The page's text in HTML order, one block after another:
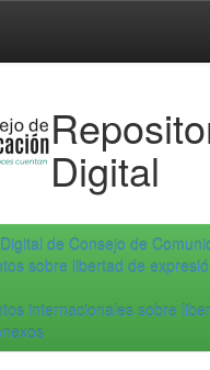
Digital
de Consejo de
sobre libertad de
internacionales sobre